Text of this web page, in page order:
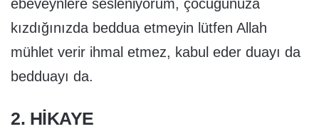
ebeveynlere sesleniyorum, çocuğunuza
kızdığınızda beddua etmeyin lütfen Allah
mühlet verir ihmal etmez, kabul eder duayı da
bedduayı da.
2. HIKAYE